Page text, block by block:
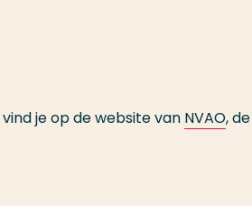
je op de website van NVAO,